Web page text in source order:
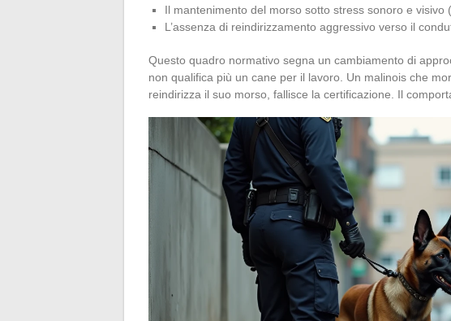
Il mantenimento del morso sotto stress sonoro e visivo
L’assenza di reindirizzamento aggressivo verso il
Questo quadro normativo segna un cambiamento di
non qualifica più un cane per il lavoro. Un malinois che
reindirizza il suo morso, fallisce la certificazione. Il